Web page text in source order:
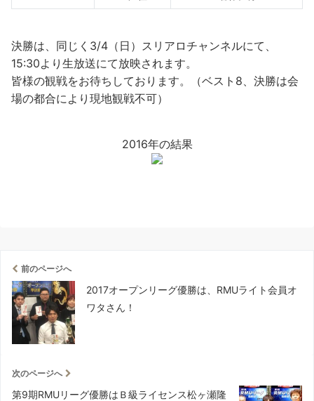
決勝は、同じく3/4（日）スリアロチャンネルにて、
15:30より生放送にて放映されます。
皆様の観戦をお待ちしております。（ベスト8、決勝は会
場の都合により現地観戦不可）
2016年の結果
前のページへ
2017オープンリーグ優勝は、RMUライト会員オ
ワタさん！
次のページへ
第9期RMUリーグ優勝はＢ級ライセンス松ヶ瀬隆